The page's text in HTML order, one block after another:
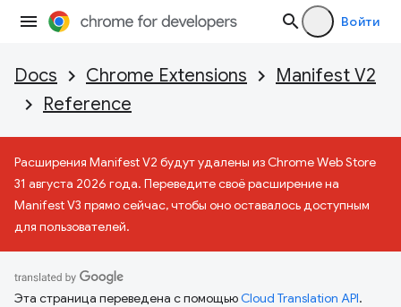
Войти
Docs Chrome Extensions
Manifest V2
Reference
Расширения Manifest V2 будут удалены из Chrome Web Store
31 августа 2026 года. Переведите своё расширение на
Manifest V3 прямо сейчас, чтобы оно оставалось доступным
для пользователей.
Эта страница переведена с помощьюCloud Translation API.